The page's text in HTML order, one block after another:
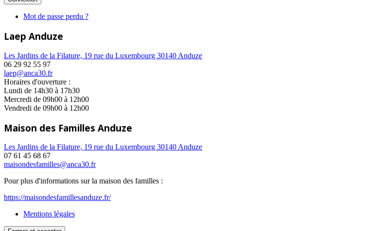
Mot de passe perdu ?
Laep Anduze
Les Jardins de la Filature, 19 rue du Luxembourg 30140 Anduze
06 29 92 55 97
laep@anca30.fr
Horaires d'ouverture :
Lundi de 14h30 à 17h30
Mercredi de 09h00 à 12h00
Vendredi de 09h00 à 12h00
Maison des Familles Anduze
Les Jardins de la Filature, 19 rue du Luxembourg 30140 Anduze
07 61 45 68 67
maisondesfamilles@anca30.fr
Pour plus d'informations sur la maison des familles :
https://maisondesfamillesanduze.fr/
Mentions légales